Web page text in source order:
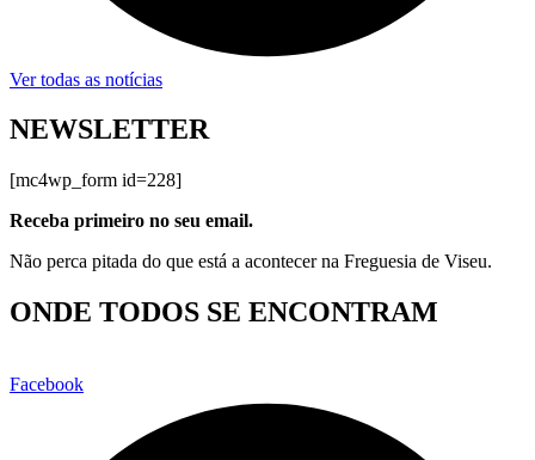
Ver todas as notícias
NEWSLETTER
[mc4wp_form id=228]
Receba primeiro no seu email.
Não perca pitada do que está a acontecer na Freguesia de Viseu.
ONDE TODOS SE ENCONTRAM
Facebook